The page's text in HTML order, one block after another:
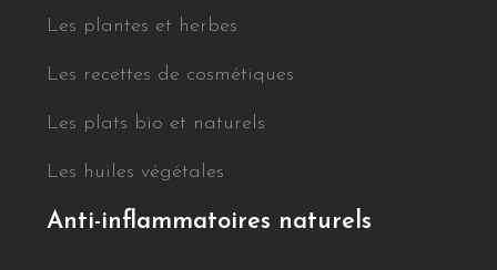
Les plantes et herbes
Les recettes de cosmétiques
Les plats bio et naturels
Les huiles végétales
Anti-inflammatoires naturels